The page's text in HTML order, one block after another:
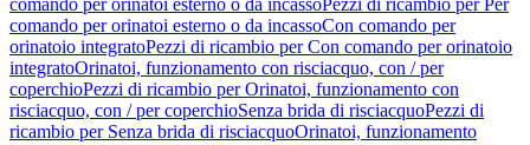
comando per orinatoi esterno o da incassoPezzi di ricambio per Per
comando per orinatoi esterno o da incassoCon comando per
orinatoio integratoPezzi di ricambio per Con comando per orinatoio
integratoOrinatoi, funzionamento con risciacquo, con / per
coperchioPezzi di ricambio per Orinatoi, funzionamento con
risciacquo, con / per coperchioSenza brida di risciacquoPezzi di
ricambio per Senza brida di risciacquoOrinatoi, funzionamento